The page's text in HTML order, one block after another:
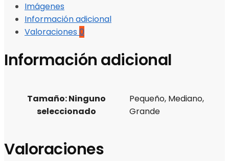
Imágenes
Información adicional
Valoraciones 0
Información adicional
Tamaño:Ninguno
seleccionado
Pequeño, Mediano,
Grande
Valoraciones